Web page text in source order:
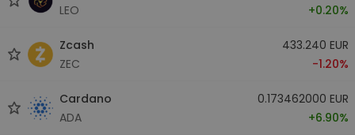
LEO
+0.20%
Zcash
ZEC
433.240 EUR
-1.20%
Cardano
ADA
0.173462000 EUR
+6.90%